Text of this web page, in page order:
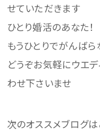
せていただきます
ひとり婚活のあなた！
もうひとりでがんば
どうぞお気軽にウエ
わせ下さいませ
次のオススメブログは